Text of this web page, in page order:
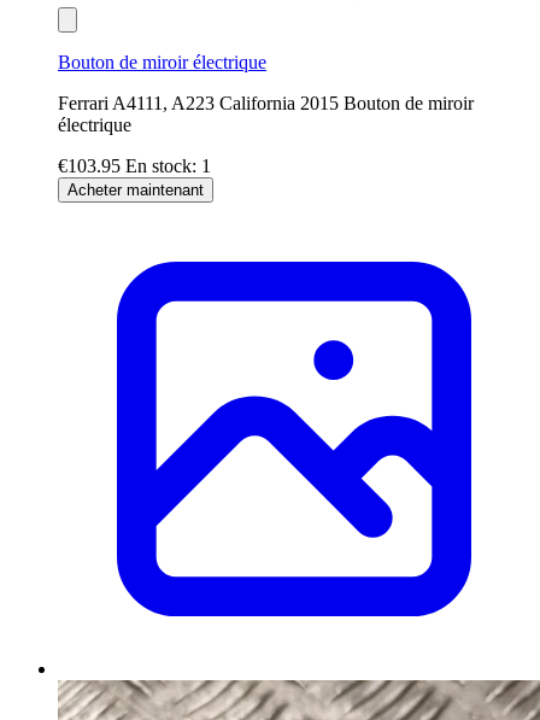
Bouton de miroir électrique
Ferrari A4111, A223 California 2015 Bouton de miroir
électrique
€103.95 En stock: 1
Acheter maintenant